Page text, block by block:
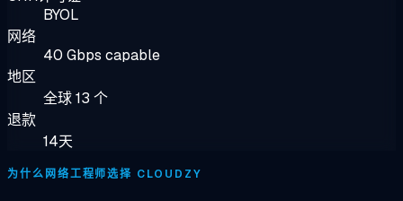
BYOL
网络
40 Gbps capable
地区
全球 13 个
退款
14天
为什么网络工程师选择 CLOUDZY